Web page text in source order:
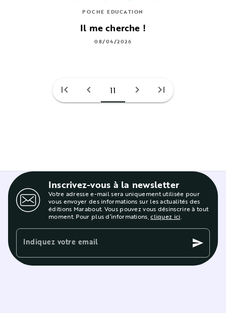
POCHE EDUCATION
Il me cherche !
08/04/2026
first_page chevron_left 11 chevron_right last_page
Inscrivez-vous à la newsletter
Votre adresse e-mail sera uniquement utilisée pour
vous envoyer des informations sur les actualités des
éditions Marabout. Vous pouvez vous désinscrire à tout
moment. Pour plus d’informations,cliquez ici.
Indiquez votre email send